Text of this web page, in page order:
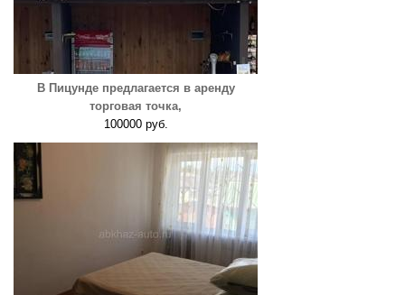
В Пицунде предлагается в аренду
торговая точка,
100000 руб.